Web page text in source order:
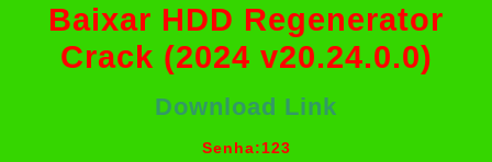
Baixar HDD Regenerator
Crack (2024 v20.24.0.0)
Download Link
Senha:123